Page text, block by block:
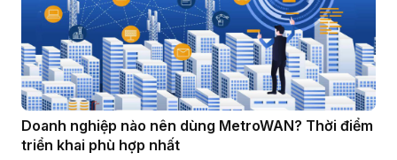
Doanh nghiệp nào nên dùng MetroWAN? Thời điểm
triển khai phù hợp nhất